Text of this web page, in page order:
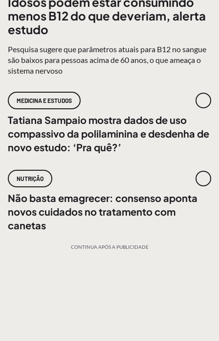
menos B12 do que deveriam, alerta
estudo
Pesquisa sugere que parâmetros atuais para B12 no sangue
são baixos para pessoas acima de 60 anos, o que ameaça o
sistema nervoso
MEDICINA E ESTUDOS
Tatiana Sampaio mostra dados de uso
compassivo da polilaminina e desdenha de
novo estudo: ‘Pra quê?’
NUTRIÇÃO
Não basta emagrecer: consenso aponta
novos cuidados no tratamento com
canetas
CONTINUA APÓS A PUBLICIDADE